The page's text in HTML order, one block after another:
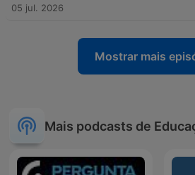
05 jul. 2026
Mostrar mais
Mais podcasts de